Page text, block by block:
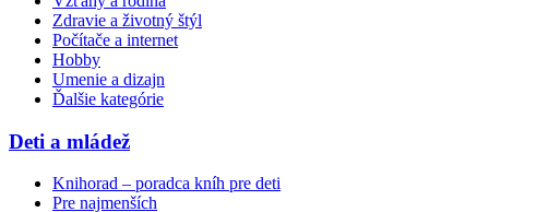
Zdravie a životný štýl
Počítače a internet
Hobby
Umenie a dizajn
Ďalšie kategórie
Deti a mládež
Knihorad – poradca kníh pre deti
Pre najmenších